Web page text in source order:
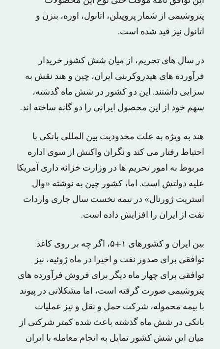
پتروشیمی از شمار پروپیلن، اتانول، اوره، بنزن و
اتانول نیز قید شده است.
در سال های تحریم، از میان شش کشور خریدار
فرآورده های هیدروکربنی ایران، چین و هند نقش به
سزایی داشتند. این دو کشور در شش ماه گذشته،
سهم خود از این محصول ایرانی را دو گانه ساخته اند.
هند به ویژه به علت محدودیت بین المللی بانکی با
احتیاط رفتار می کند و نگران واکنش از سوی اداره
مربوط به امور تحریم ها در وزارت خزانه داری آمریکا
علیه دولتش است. اما، کشور چین به نوشته «وال
استریت ژورنال» در نیمه نخست سال جاری واردات
نفت از ایران را افزایش داده است.
بین ایران و کشورهای ۱+۵، اگر چه بر روی کاغذ
توافقی برای صدور نفت و اخیرا در ماه ژوئیه، نیز
توافقی برای چهار ماه دیگر برای فروش فرآورده های
پتروشیمی صورت گرفته است، اما مشکلاتی در پیوند
با بیمه محموله، شرکت حمل و نقل و نیز عملیات
بانکی در شش ماه گذشته باعث شده کمتر شرکتی از
میان این شش کشور تمایل به انجام معامله با ایران